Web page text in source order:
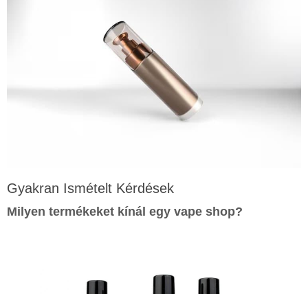
Gyakran Ismételt Kérdések
Milyen termékeket kínál egy vape shop?